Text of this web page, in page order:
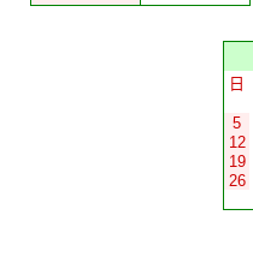
日
5
12
19
26